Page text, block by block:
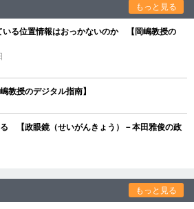
もっと見る
いる位置情報はおっかないのか 【岡嶋教授の
授のデジタル指南】
【政眼鏡（せいがんきょう）－本田雅俊の政
もっと見る